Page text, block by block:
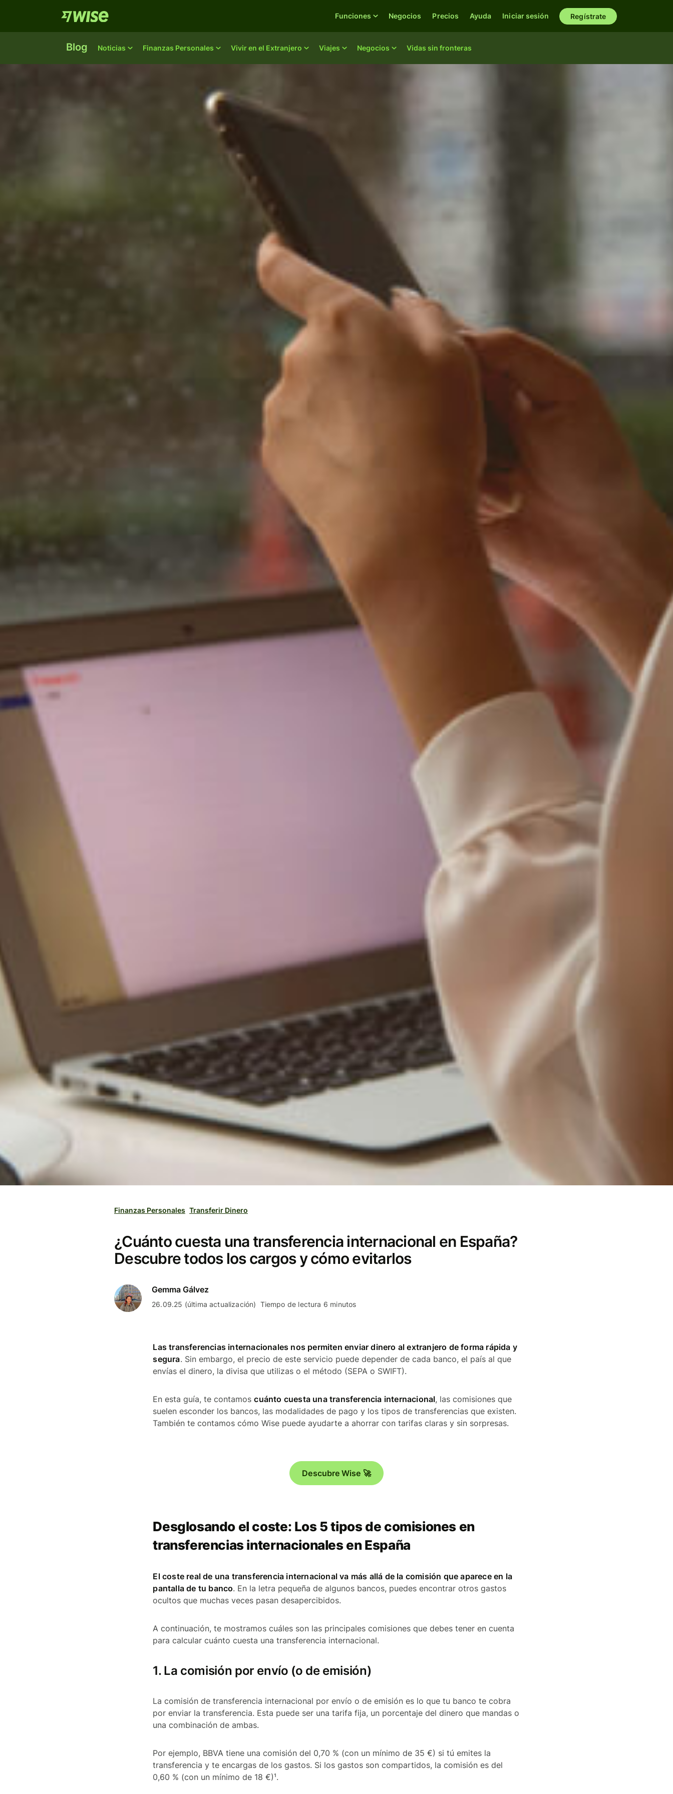
Blog Noticias Finanzas Personales Vivir en el Extranjero Viajes Negocios Vidas sin fronteras
Funciones Negocios Precios Ayuda Iniciar sesión Regístrate
Finanzas Personales Transferir Dinero
¿Cuánto cuesta una transferencia internacional en España?
Descubre todos los cargos y cómo evitarlos
Gemma Gálvez
26.09.25 (última actualización) Tiempo de lectura 6 minutos
Las transferencias internacionales nos permiten enviar dinero al extranjero de forma rápida y
segura. Sin embargo, el precio de este servicio puede depender de cada banco, el país al que
envías el dinero, la divisa que utilizas o el método (SEPA o SWIFT).
En esta guía, te contamoscuánto cuesta una transferencia internacional, las comisiones que
suelen esconder los bancos, las modalidades de pago y los tipos de transferencias que existen.
También te contamos cómo Wise puede ayudarte a ahorrar con tarifas claras y sin sorpresas.
Descubre Wise 🚀
Desglosando el coste: Los 5 tipos de comisiones en
transferencias internacionales en España
El coste real de una transferencia internacional va más allá de la comisión que aparece en la
pantalla de tu banco. En la letra pequeña de algunos bancos, puedes encontrar otros gastos
ocultos que muchas veces pasan desapercibidos.
A continuación, te mostramos cuáles son las principales comisiones que debes tener en cuenta
para calcular cuánto cuesta una transferencia internacional.
1. La comisión por envío (o de emisión)
La comisión de transferencia internacional por envío o de emisión es lo que tu banco te cobra
por enviar la transferencia. Esta puede ser una tarifa fija, un porcentaje del dinero que mandas o
una combinación de ambas.
Por ejemplo, BBVA tiene una comisión del 0,70 % (con un mínimo de 35 €) si tú emites la
transferencia y te encargas de los gastos. Si los gastos son compartidos, la comisión es del
0,60 % (con un mínimo de 18 €)¹.